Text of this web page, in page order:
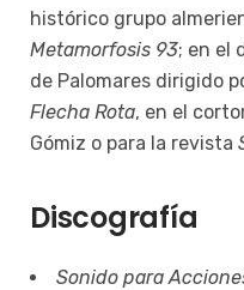
histórico grupo
Metamorfosis 93; en el
de Palomares dirigido
Flecha Rota, en el
Gómiz o para la revista
Discografía
Sonido para